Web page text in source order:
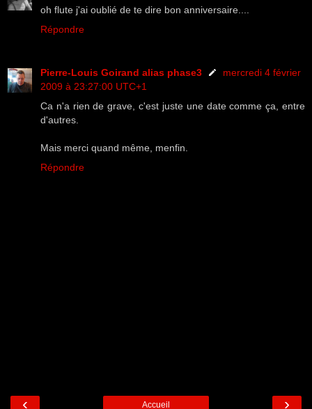
oh flute j'ai oublié de te dire bon anniversaire....
Répondre
Pierre-Louis Goirand alias phase3
mercredi 4 février
2009 à 23:27:00 UTC+1
Ca n'a rien de grave, c'est juste une date comme ça, entre
d'autres.
Mais merci quand même, menfin.
Répondre
‹ ›
Accueil